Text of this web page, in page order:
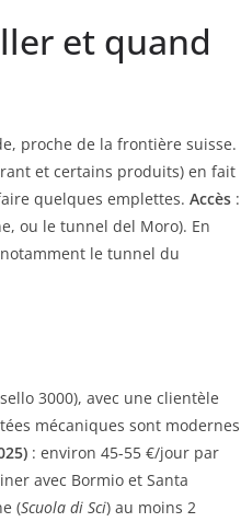
et quand
proche de la frontière suisse.
et certains produits) en fait
quelques emplettes. Accès :
ou le tunnel del Moro). En
le tunnel du
3000), avec une clientèle
mécaniques sont modernes
: environ 45-55 €/jour par
avec Bormio et Santa
(Scuola di Sci) au moins 2